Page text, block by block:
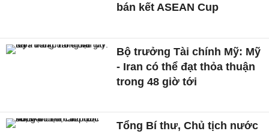
bán kết ASEAN Cup
Bộ trưởng Tài chính Mỹ: Mỹ
- Iran có thể đạt thỏa thuận
trong 48 giờ tới
Tổng Bí thư, Chủ tịch nước